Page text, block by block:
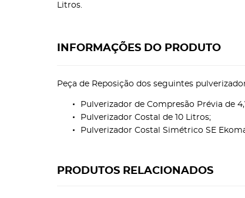
Litros.
INFORMAÇÕES DO PRODUTO
Peça de Reposição dos seguintes
Pulverizador de Compresão Prévia de
Pulverizador Costal de 10 Litros;
Pulverizador Costal Simétrico SE
PRODUTOS RELACIONADOS